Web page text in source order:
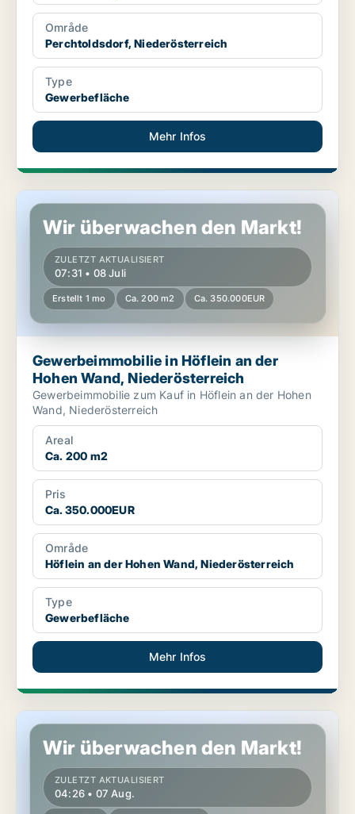
Område
Perchtoldsdorf, Niederösterreich
Type
Gewerbefläche
Mehr Infos
Gewerbeimmobilie in Höflein an der Hohen Wand,
Wir überwachen den Markt!
ZULETZT AKTUALISIERT
07:31 • 08 Juli
Erstellt 1 mo Ca. 200 m2 Ca. 350.000EUR
Gewerbeimmobilie in Höflein an der
Hohen Wand, Niederösterreich
Gewerbeimmobilie zum Kauf in Höflein an der Hohen
Wand, Niederösterreich
Areal
Ca. 200 m2
Pris
Ca. 350.000EUR
Område
Höflein an der Hohen Wand, Niederösterreich
Type
Gewerbefläche
Mehr Infos
Lager in Rauchenwarth, Niederösterreich
Wir überwachen den Markt!
ZULETZT AKTUALISIERT
04:26 • 07 Aug.